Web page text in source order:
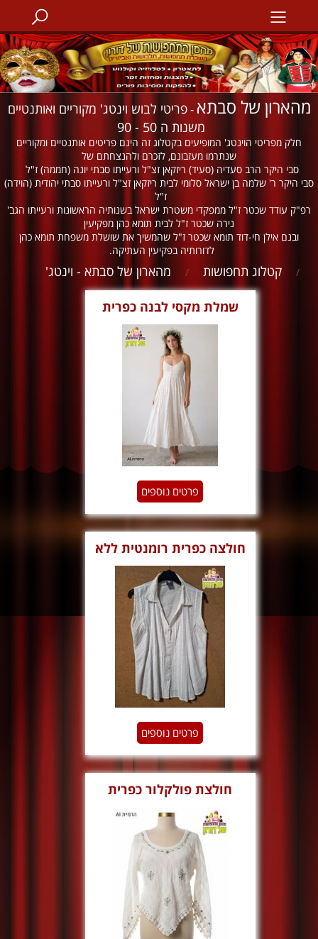
מהארון של סבתא -פריטי לבוש וינטג' מקוריים ואותנטיים
משנות ה 50 - 90
חלק מפריטי הוינטג' המופיעים בקטלוג זה הינם פריטים אותנטיים ומקוריים
שנתרמו מעזבונם, לזכרם ולהנצחתם של
סבי היקר הרב סעדיה (סעיד) ריזקאן זצ"ל ורעייתו סבתי יונה (חממה) ז"ל
סבי היקר ר' שלמה בן ישראל סלומי לבית ריזקאן זצ"ל ורעייתו סבתי יהודית (הוידה)
ז"ל
רפ"ק עודד שכטר ז"ל ממפקדי משטרת ישראל בשנותיה הראשונות ורעייתו הגב'
נירה שכטר ז"ל לבית תומא כהן מפקיעין
ובנם אילן חי-דוד תומא שכטר ז"ל שהמשיך את שושלת משפחת תומא כהן
לדורותיה בפקיעין העתיקה.
/
קטלוג תחפושות / מהארון של סבתא - וינטג'
שמלת מקסי לבנה כפרית
חגיגית וינטג
פרטים נוספים
חולצה כפרית רומנטית ללא
שרוולים
פרטים נוספים
חולצת פולקלור כפרית